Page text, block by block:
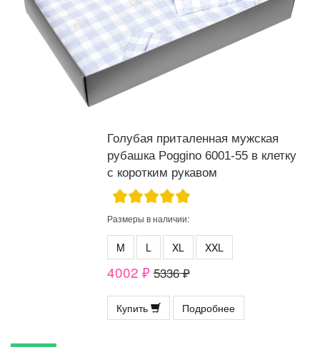
Голубая приталенная мужская
рубашка Poggino 6001-55 в клетку
с коротким рукавом
Размеры в наличии:
M L XL XXL
4002 ₽ 5336 ₽
Купить Подробнее